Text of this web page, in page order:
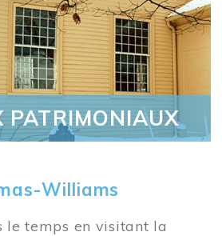
PATRIMONIAUX
Williams
le temps en visitant la